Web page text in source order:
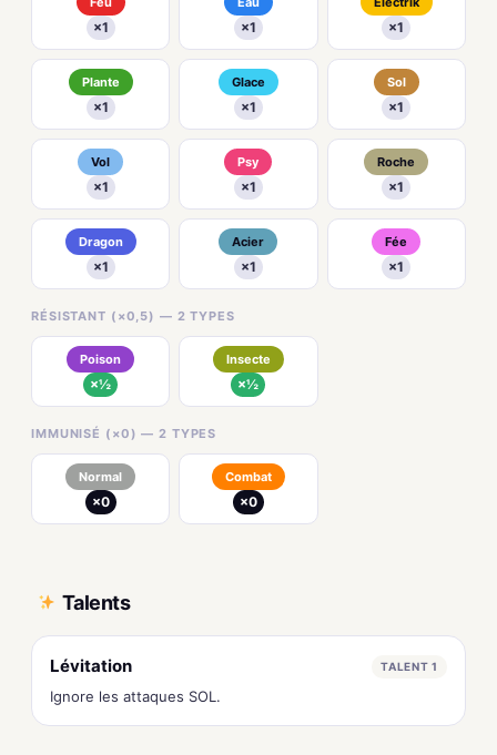
×1 ×1 ×1
Plante
×1
Glace
×1
Sol
×1
Vol
×1
Psy
×1
Roche
×1
Dragon
×1
Acier
×1
Fée
×1
RÉSISTANT (×0,5) — 2 TYPES
Poison
×½
Insecte
×½
IMMUNISÉ (×0) — 2 TYPES
Normal
×0
Combat
×0
Talents
Lévitation TALENT 1
Ignore les attaques SOL.